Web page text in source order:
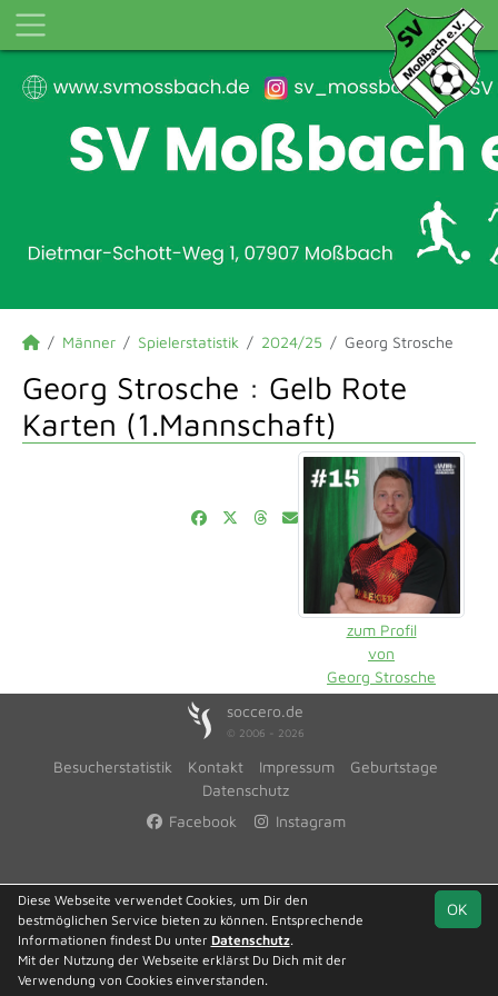
Männer Spielerstatistik 2024/25 Georg Strosche
Georg Strosche : Gelb Rote
Karten (1.Mannschaft)
zum Profil
von
Georg Strosche
soccero.de
© 2006 - 2026
Besucherstatistik Kontakt Impressum
Geburtstage
Datenschutz
Facebook
Instagram
OK
Diese Webseite verwendet Cookies, um Dir den
bestmöglichen Service bieten zu können. Entsprechende
Informationen findest Du unter Datenschutz.
Mit der Nutzung der Webseite erklärst Du Dich mit der
Verwendung von Cookies einverstanden.